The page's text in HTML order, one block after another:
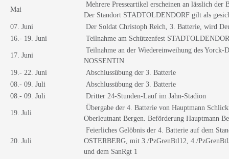
Mai
Mehrere Presseartikel erscheinen an lässlich der
Der Standort STADTOLDENDORF gilt als
07. Juni
Der Soldat Christoph Reich, 3. Batterie, wird
16.- 19. Juni
Teilnahme am Schützenfest
17. Juni
Teilnahme an der Wiedereinweihung des Yorck-
NOSSENTIN
19.- 22. Juni
Abschlussübung der 3. Batterie
08.- 09. Juli
Abschlussübung der 3. Batterie
08.- 09. Juli
Dritter 24-Stunden-Lauf im Jahn-Stadion
19. Juli
Übergabe der 4. Batterie von Hauptmann
Oberleutnant Bergen. Beförderung Hauptmann
20. Juli
Feierliches Gelöbnis der 4. Batterie auf dem
OSTERBERG, mit 3./PzGrenBtl12, 4./
und dem SanRgt 1